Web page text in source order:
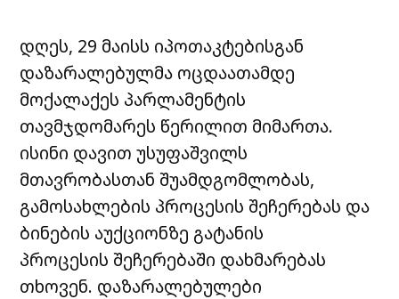
დღეს, 29 მაისს იპოთაკტებისგან
დაზარალებულმა ოცდაათამდე
მოქალაქეს პარლამენტის
თავმჯდომარეს წერილით მიმართა.
ისინი დავით უსუფაშვილს
მთავრობასთან შუამდგომლობას,
გამოსახლების პროცესის შეჩერებას და
ბინების აუქციონზე გატანის
პროცესის შეჩერებაში დახმარებას
თხოვენ. დაზარალებულები